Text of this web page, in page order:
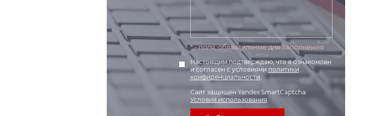
* - поля, обязательные для заполнения
Настоящим подтверждаю, что я ознакомлен
и согласен с условиями политики
конфиденциальности.
Сайт защищен Yandex SmartCaptcha.
Условия использования.